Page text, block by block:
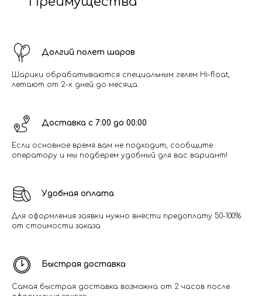
Долгий полет шаров
Шарики обрабатываются специальным гелем Hi-float,
летают от 2-х дней до месяца.
Доставка с 7:00 до 00:00
Если основное время вам не подходит, сообщите
оператору и мы подберем удобный для вас вариант!
Удобная оплата
Для оформления заявки нужно внести предоплату 50-100%
от стоимости заказа
Быстрая доставка
Самая быстрая доставка возможна от 2 часов после